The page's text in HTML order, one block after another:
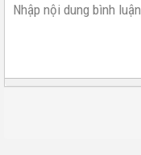
Nhập nội dung bình luận